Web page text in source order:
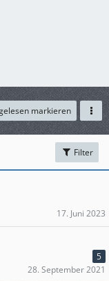
markieren
Filter
17. Juni 2023
5
28. September 2021